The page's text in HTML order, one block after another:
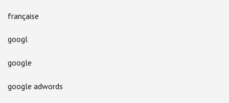
française
googl
google
google adwords